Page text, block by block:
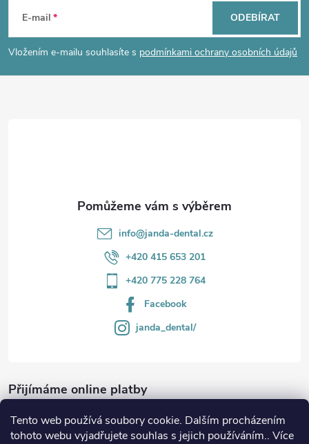
Tento web používá soubory cookie. Dalším procházením
tohoto webu vyjadřujete souhlas s jejich používáním.. Více
p
a
E-mail
Vložením e-mailu souhlasíte s podmínkami ochrany osobních údajů
ODEBÍRAT
info@janda-dental.cz
+420 415 653 201
+420 775 228 764
Facebook
janda_dental/
Přijímáme online platby